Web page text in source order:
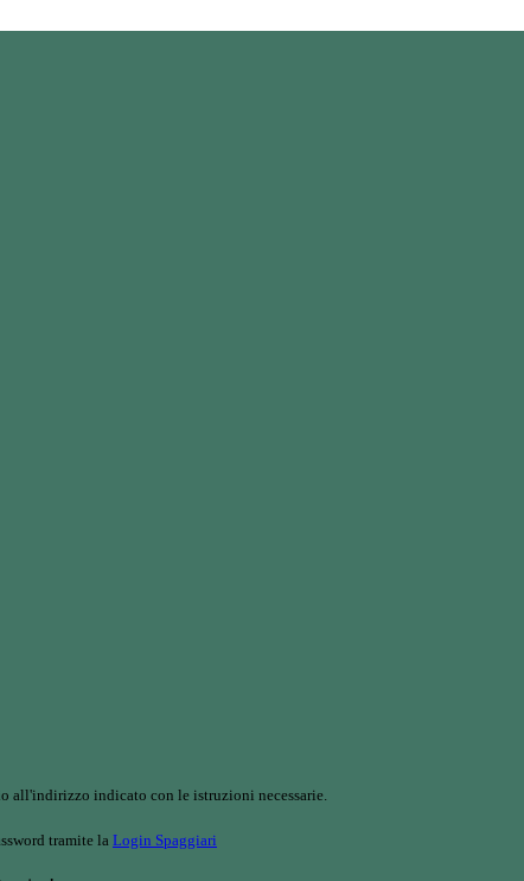
all'indirizzo indicato con le istruzioni necessarie.
tramite la Login Spaggiari